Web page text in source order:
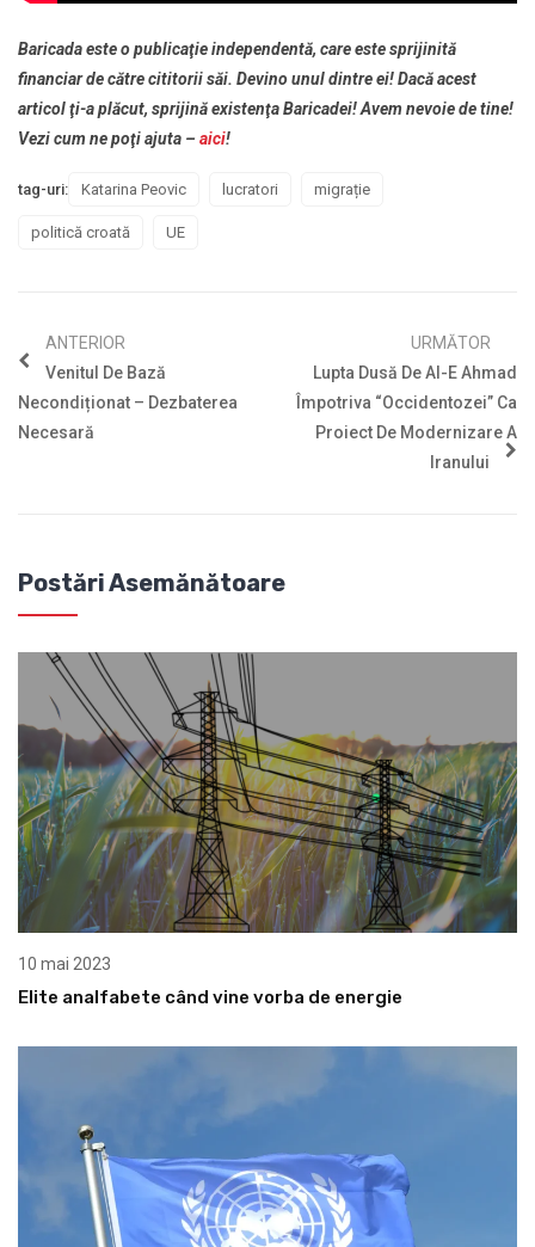
Baricada este o publicaţie independentă, care este sprijinită
financiar de către cititorii săi. Devino unul dintre ei! Dacă acest
articol ţi-a plăcut, sprijină existenţa Baricadei! Avem nevoie de tine!
Vezi cum ne poţi ajuta – aici!
tag-uri: Katarina Peovic lucratori migrație
politică croată UE
ANTERIOR
Venitul De Bază
Necondiționat – Dezbaterea
Necesară
URMĂTOR
Lupta Dusă De Al-E Ahmad
Împotriva “occidentozei” Ca
Proiect De Modernizare A
Iranului
Postări Asemănătoare
10 mai 2023
Elite analfabete când vine vorba de energie